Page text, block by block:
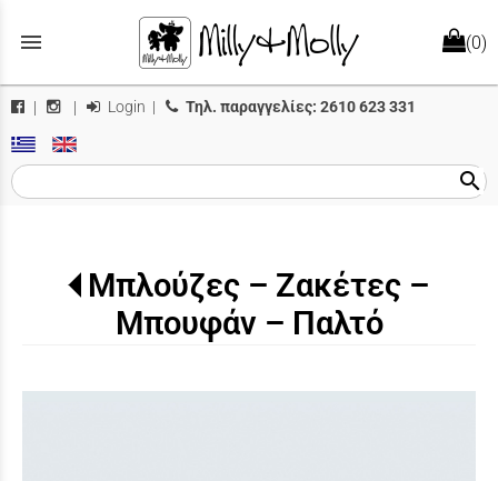
menu (0)
| | Login | Τηλ. παραγγελίες: 2610 623 331
search
Μπλούζες – Ζακέτες –
Μπουφάν – Παλτό